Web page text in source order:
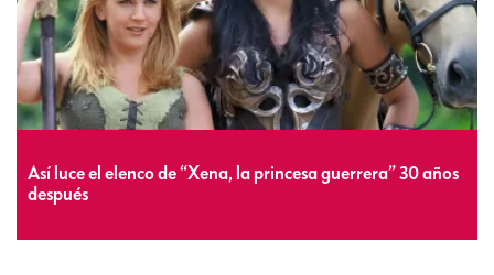
Así luce el elenco de “Xena, la princesa guerrera” 30 años
después